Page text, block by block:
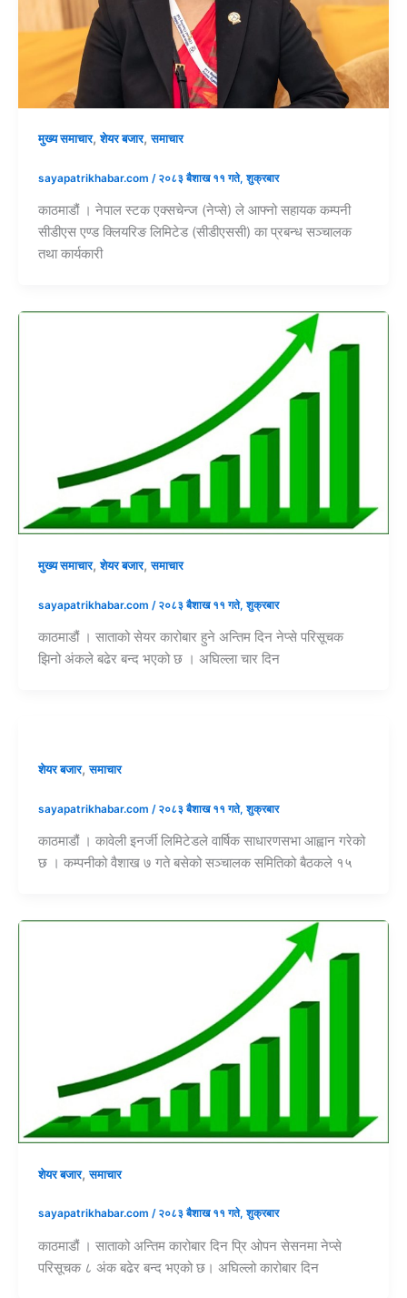
मुख्य समाचार,शेयर बजार,समाचार
sayapatrikhabar.com / २०८३ बैशाख ११ गते, शुक्रबार
काठमाडौं । नेपाल स्टक एक्सचेन्ज (नेप्से) ले आफ्नो सहायक कम्पनी
सीडीएस एण्ड क्लियरिङ लिमिटेड (सीडीएससी) का प्रबन्ध सञ्चालक
तथा कार्यकारी
मुख्य समाचार,शेयर बजार,समाचार
sayapatrikhabar.com / २०८३ बैशाख ११ गते, शुक्रबार
काठमाडौं । साताको सेयर कारोबार हुने अन्तिम दिन नेप्से परिसूचक
झिनो अंकले बढेर बन्द भएको छ । अघिल्ला चार दिन
शेयर बजार,समाचार
sayapatrikhabar.com / २०८३ बैशाख ११ गते, शुक्रबार
काठमाडौं । कावेली इनर्जी लिमिटेडले वार्षिक साधारणसभा आह्वान गरेको
छ । कम्पनीको वैशाख ७ गते बसेको सञ्चालक समितिको बैठकले १५
शेयर बजार,समाचार
sayapatrikhabar.com / २०८३ बैशाख ११ गते, शुक्रबार
काठमाडौं । साताको अन्तिम कारोबार दिन प्रि ओपन सेसनमा नेप्से
परिसूचक ८ अंक बढेर बन्द भएको छ। अघिल्लो कारोबार दिन